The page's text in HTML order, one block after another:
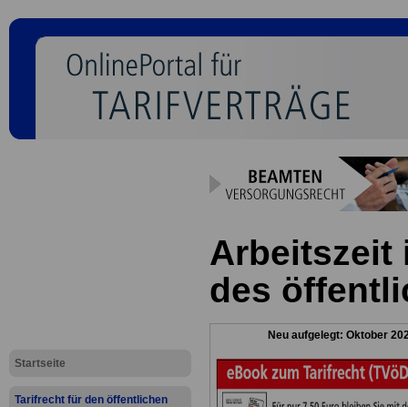
Startseite
Tarifrecht für den öffentlichen
Arbeitszeit
des
Neu aufgelegt: Oktober